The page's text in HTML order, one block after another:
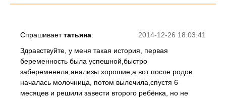
2014-12-26 18:03:41
Спрашиваеттатьяна:
Здравствуйте, у меня такая история, первая
беременность была успешной,быстро
забеременела,анализы хорошие,а вот после родов
началась молочница, потом вылечила,спустя 6
месяцев и решили завести второго ребёнка, но не